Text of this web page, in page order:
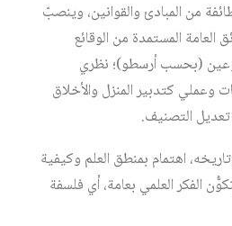
من المبادئ والقوانين، وينصبّ
العامة المستمدة من الوقائع
(بحسب أرسطو)؛ نظري
وعملي كتدبير المنزل والأخلاق
التصنيف.
اهتمام بمنطق العلم وكيفية
الفكر العلمي بعامة، أي فلسفة